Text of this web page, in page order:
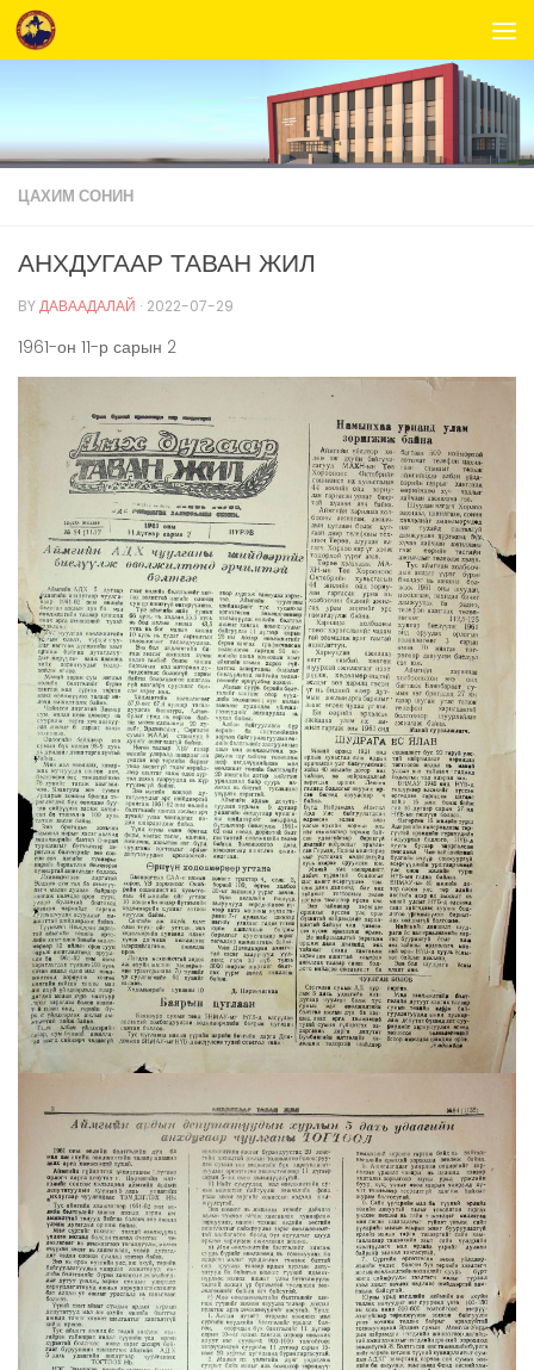
Skip to content
ЦАХИМ СОНИН
АНХДУГААР ТАВАН ЖИЛ
BYДАВААДАЛАЙ · 2022-07-29
1961-он 11-р сарын 2